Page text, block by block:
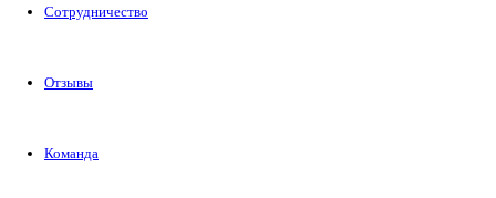
Сотрудничество
Отзывы
Команда